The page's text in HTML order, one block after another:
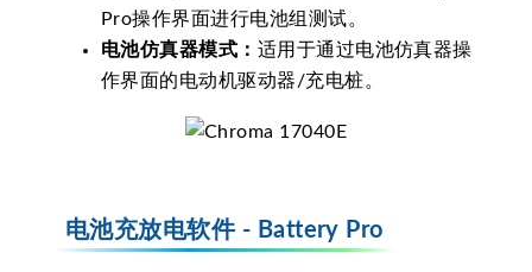
Pro操作界面进行电池组测试。
电池仿真器模式： 适用于通过电池仿真器操
作界面的电动机驱动器/充电桩。
电池充放电软件 - Battery Pro